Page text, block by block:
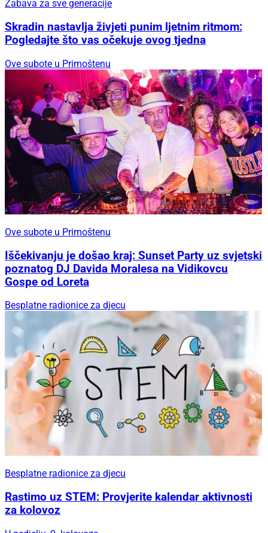
Zabava za sve generacije
Skradin nastavlja živjeti punim ljetnim ritmom:
Pogledajte što vas očekuje ovog tjedna
Ove subote u Primoštenu
Ove subote u Primoštenu
Iščekivanju je došao kraj: Sunset Party uz svjetski
poznatog DJ Davida Moralesa na Vidikovcu
Gospe od Loreta
Besplatne radionice za djecu
Besplatne radionice za djecu
Rastimo uz STEM: Provjerite kalendar aktivnosti
za kolovoz